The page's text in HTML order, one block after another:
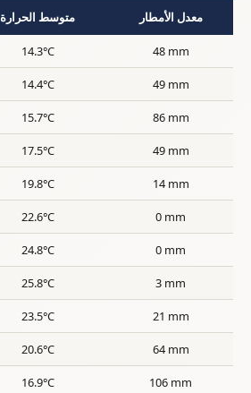
متوسط الحرارة معدل الأمطار
14.3°C 48 mm
14.4°C 49 mm
15.7°C 86 mm
17.5°C 49 mm
19.8°C 14 mm
22.6°C 0 mm
24.8°C 0 mm
25.8°C 3 mm
23.5°C 21 mm
20.6°C 64 mm
16.9°C 106 mm